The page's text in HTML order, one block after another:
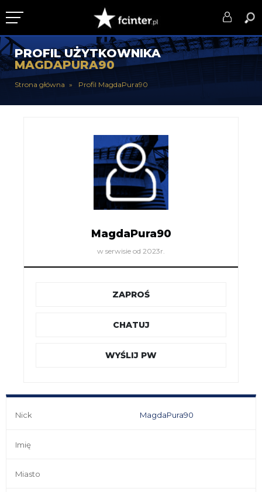
KLUB
DRUŻYNA
PROFIL UŻYTKOWNIKA
MAGDAPURA90
Strona główna Profil MagdaPura90
MagdaPura90
w serwisie od 2023r.
ZAPROŚ
CHATUJ
WYŚLIJ PW
Nick MagdaPura90
Imię
Miasto